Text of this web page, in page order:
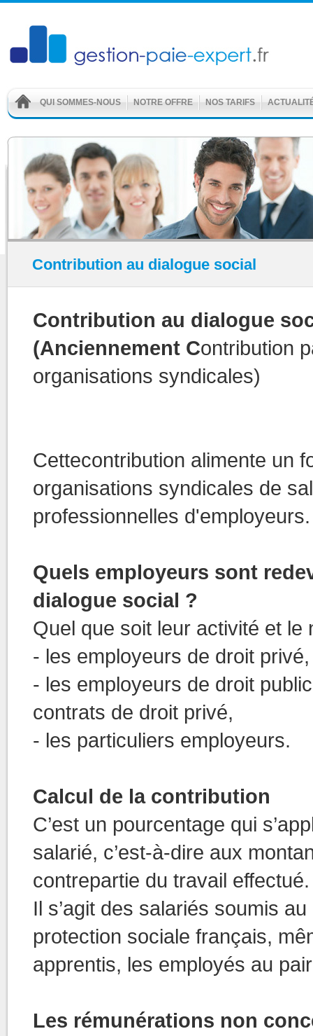
QUI SOMMES-NOUS NOTRE OFFRE NOS TARIFS
Contribution au dialogue social
Contribution au dialogue
(Anciennement Contribution
organisations syndicales)
Cettecontribution alimente un
organisations syndicales de
professionnelles d'employeurs.
Quels employeurs sont
dialogue social ?
Quel que soit leur activité et
- les employeurs de droit privé,
- les employeurs de droit
contrats de droit privé,
- les particuliers employeurs.
Calcul de la contribution
C’est un pourcentage qui
salarié, c’est-à-dire aux
contrepartie du travail effectué.
Il s’agit des salariés soumis
protection sociale français,
apprentis, les employés au
Les rémunérations non